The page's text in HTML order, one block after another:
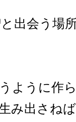
出会う場
ように作
み出さね